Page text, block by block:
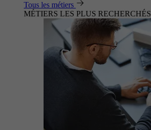
Tous les métiers
MÉTIERS LES PLUS RECHERCHÉS